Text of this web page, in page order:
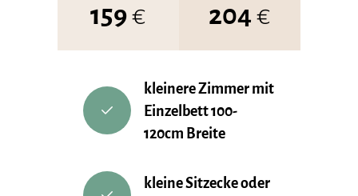
159€ 204€
kleinere Zimmer mit
Einzelbett 100-
120cm Breite
kleine Sitzecke oder